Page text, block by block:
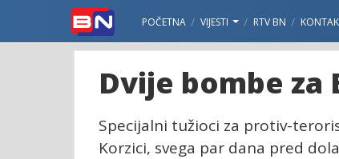
POČETNA VIJESTI RTV BN
Dvije bombe za
Specijalni tužioci za protiv-
Korzici, svega par dana pred